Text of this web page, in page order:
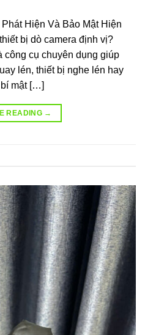
Hiện Và Bảo Mật Hiện
bị dò camera định vị?
công cụ chuyên dụng giúp
lén, thiết bị nghe lén hay
mật […]
READING →